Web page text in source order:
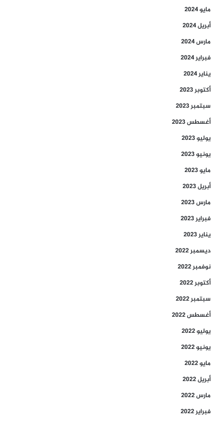
مايو 2024
أبريل 2024
مارس 2024
فبراير 2024
يناير 2024
أكتوبر 2023
سبتمبر 2023
أغسطس 2023
يوليو 2023
يونيو 2023
مايو 2023
أبريل 2023
مارس 2023
فبراير 2023
يناير 2023
ديسمبر 2022
نوفمبر 2022
أكتوبر 2022
سبتمبر 2022
أغسطس 2022
يوليو 2022
يونيو 2022
مايو 2022
أبريل 2022
مارس 2022
فبراير 2022